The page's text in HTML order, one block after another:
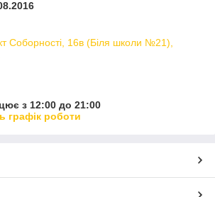
Соборності, 16в (Біля школи №21),
з 12:00 до 21:00
графік роботи